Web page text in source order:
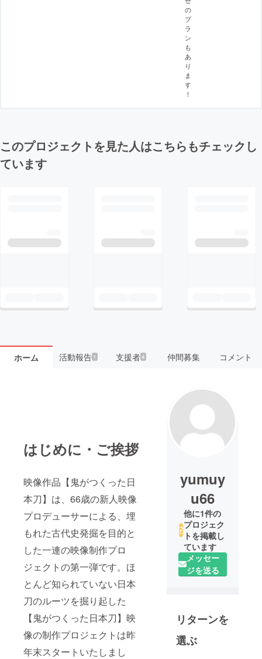
の
プ
ラ
ン
も
あ
り
ま
す
！
このプロジェクトを見た人はこちらもチェックし
ています
ホーム 活動報告1 支援者4 仲間募集 コメント
はじめに・ご挨拶
映像作品【鬼がつくった日
本刀】は、66歳の新人映像
プロデューサーによる、埋
もれた古代史発掘を目的と
した一連の映像制作プロ
ジェクトの第一弾です。ほ
とんど知られていない日本
刀のルーツを掘り起した
【鬼がつくった日本刀】映
像の制作プロジェクトは昨
年末スタートいたしまし
yumuy
u66
他に1件の
プロジェク
トを掲載し
ています
メッセー
ジを送る
リターンを
選ぶ